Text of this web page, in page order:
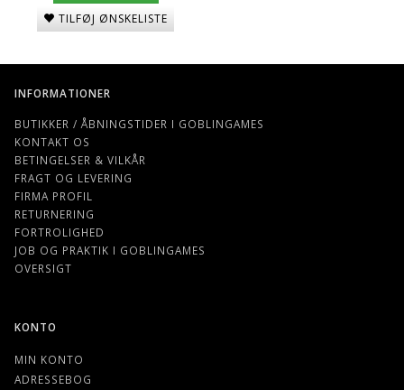
TILFØJ ØNSKELISTE
INFORMATIONER
BUTIKKER / ÅBNINGSTIDER I GOBLINGAMES
KONTAKT OS
BETINGELSER & VILKÅR
FRAGT OG LEVERING
FIRMA PROFIL
RETURNERING
FORTROLIGHED
JOB OG PRAKTIK I GOBLINGAMES
OVERSIGT
KONTO
MIN KONTO
ADRESSEBOG